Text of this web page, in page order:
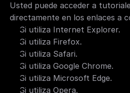
Usted puede acceder a
directamente en los enlaces a
Si utiliza Internet Explorer.
Si utiliza Firefox.
Si utiliza Safari.
Si utiliza Google Chrome.
Si utiliza Microsoft Edge.
Si utiliza Opera.